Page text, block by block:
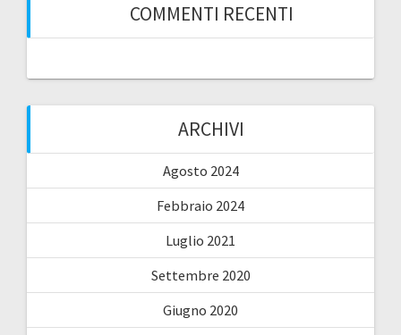
COMMENTI RECENTI
ARCHIVI
Agosto 2024
Febbraio 2024
Luglio 2021
Settembre 2020
Giugno 2020